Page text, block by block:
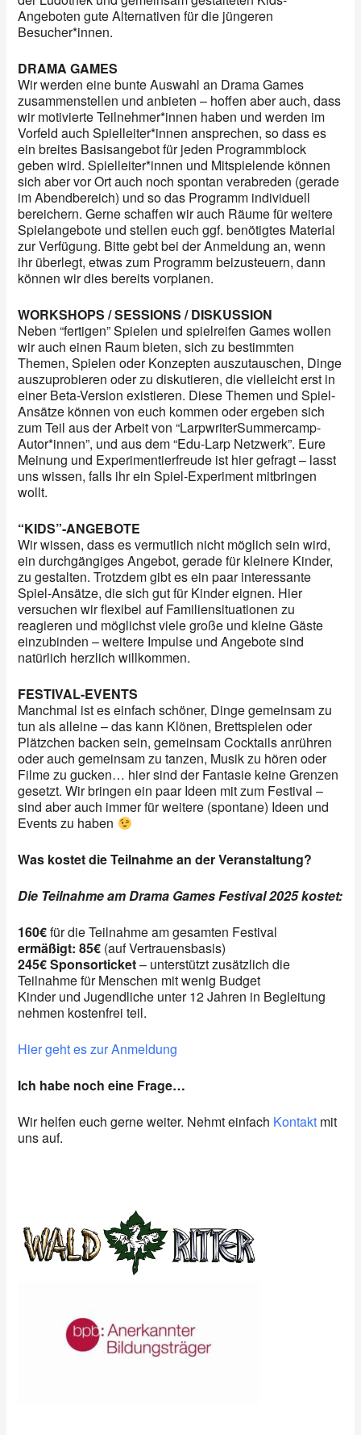
Angeboten gute Alternativen für die jüngeren
Besucher*innen.
DRAMA GAMES
Wir werden eine bunte Auswahl an Drama Games
zusammenstellen und anbieten – hoffen aber auch, dass
wir motivierte Teilnehmer*innen haben und werden im
Vorfeld auch Spielleiter*innen ansprechen, so dass es
ein breites Basisangebot für jeden Programmblock
geben wird. Spielleiter*innen und Mitspielende können
sich aber vor Ort auch noch spontan verabreden (gerade
im Abendbereich) und so das Programm individuell
bereichern. Gerne schaffen wir auch Räume für weitere
Spielangebote und stellen euch ggf. benötigtes Material
zur Verfügung. Bitte gebt bei der Anmeldung an, wenn
ihr überlegt, etwas zum Programm beizusteuern, dann
können wir dies bereits vorplanen.
WORKSHOPS / SESSIONS / DISKUSSION
Neben “fertigen” Spielen und spielreifen Games wollen
wir auch einen Raum bieten, sich zu bestimmten
Themen, Spielen oder Konzepten auszutauschen, Dinge
auszuprobieren oder zu diskutieren, die vielleicht erst in
einer Beta-Version existieren. Diese Themen und Spiel-
Ansätze können von euch kommen oder ergeben sich
zum Teil aus der Arbeit von “LarpwriterSummercamp-
Autor*innen”, und aus dem “Edu-Larp Netzwerk”. Eure
Meinung und Experimentierfreude ist hier gefragt – lasst
uns wissen, falls ihr ein Spiel-Experiment mitbringen
wollt.
“KIDS”-ANGEBOTE
Wir wissen, dass es vermutlich nicht möglich sein wird,
ein durchgängiges Angebot, gerade für kleinere Kinder,
zu gestalten. Trotzdem gibt es ein paar interessante
Spiel-Ansätze, die sich gut für Kinder eignen. Hier
versuchen wir flexibel auf Familiensituationen zu
reagieren und möglichst viele große und kleine Gäste
einzubinden – weitere Impulse und Angebote sind
natürlich herzlich willkommen.
FESTIVAL-EVENTS
Manchmal ist es einfach schöner, Dinge gemeinsam zu
tun als alleine – das kann Klönen, Brettspielen oder
Plätzchen backen sein, gemeinsam Cocktails anrühren
oder auch gemeinsam zu tanzen, Musik zu hören oder
Filme zu gucken… hier sind der Fantasie keine Grenzen
gesetzt. Wir bringen ein paar Ideen mit zum Festival –
sind aber auch immer für weitere (spontane) Ideen und
Events zu haben
Was kostet die Teilnahme an der Veranstaltung?
Die Teilnahme am Drama Games Festival 2025 kostet:
160€für die Teilnahme am gesamten Festival
ermäßigt: 85€ (auf Vertrauensbasis)
245€ Sponsorticket– unterstützt zusätzlich die
Teilnahme für Menschen mit wenig Budget
Kinder und Jugendliche unter 12 Jahren in Begleitung
nehmen kostenfrei teil.
Hier geht es zur Anmeldung
Ich habe noch eine Frage…
Wir helfen euch gerne weiter. Nehmt einfach Kontakt mit
uns auf.